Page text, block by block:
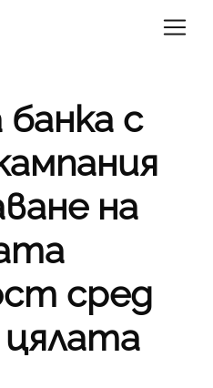
с
на
сред
цялата